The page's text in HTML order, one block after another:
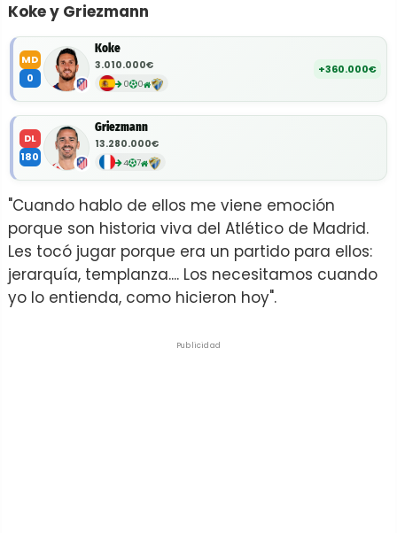
Koke y Griezmann
MD
0
Koke
3.010.000€
0 0
+360.000€
DL
180
Griezmann
13.280.000€
4 7
"Cuando hablo de ellos me viene emoción
porque son historia viva del Atlético de Madrid.
Les tocó jugar porque era un partido para ellos:
jerarquía, templanza.... Los necesitamos cuando
yo lo entienda, como hicieron hoy".
Publicidad